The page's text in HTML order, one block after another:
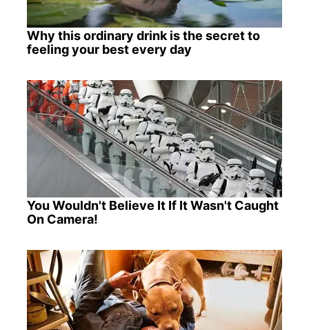
Why this ordinary drink is the secret to
feeling your best every day
You Wouldn't Believe It If It Wasn't Caught
On Camera!